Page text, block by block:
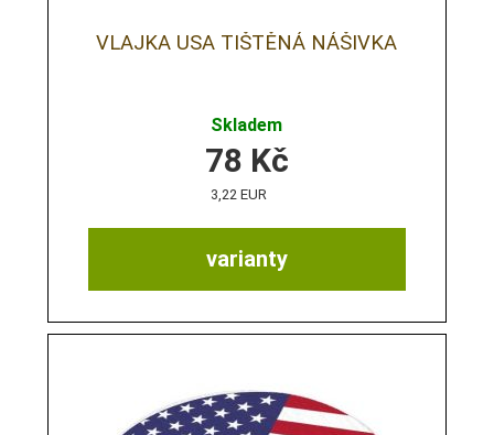
VLAJKA USA TIŠTĚNÁ NÁŠIVKA
Skladem
varianty
78 Kč
3,22 EUR